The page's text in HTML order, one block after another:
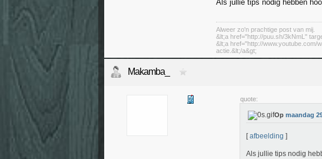
Als jullie tips nodig hebben
Alweer zo'n prachtige post van mij.
&lt;a href="http://puu.sh/3kNmL"
&lt;a href="http://www.youtube.com/
actie.&lt;/a&gt;
Makamba_
quote:
Op maandag
[afbeelding ]
Als jullie tips nodig